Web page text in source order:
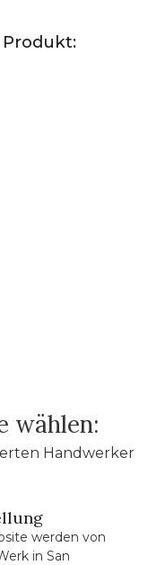
wählen:
Handwerker
werden von
in San